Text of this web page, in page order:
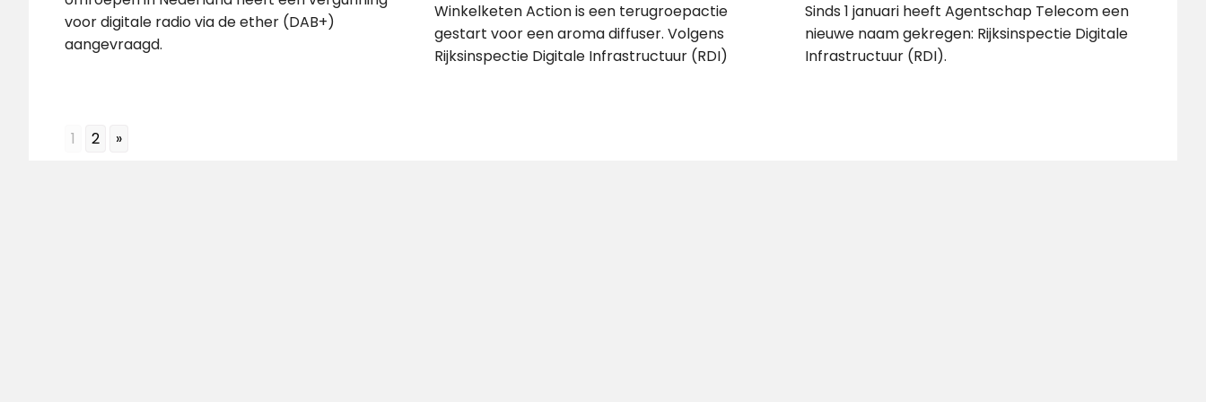
voor digitale radio via de ether (DAB+)
aangevraagd.
Winkelketen Action is een terugroepactie
gestart voor een aroma diffuser. Volgens
Rijksinspectie Digitale Infrastructuur (RDI)
Sinds 1 januari heeft Agentschap Telecom een
nieuwe naam gekregen: Rijksinspectie Digitale
Infrastructuur (RDI).
1 2 »